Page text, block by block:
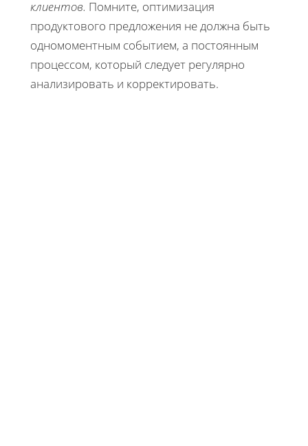
клиентов. Помните, оптимизация
продуктового предложения не должна быть
одномоментным событием, а постоянным
процессом, который следует регулярно
анализировать и корректировать.